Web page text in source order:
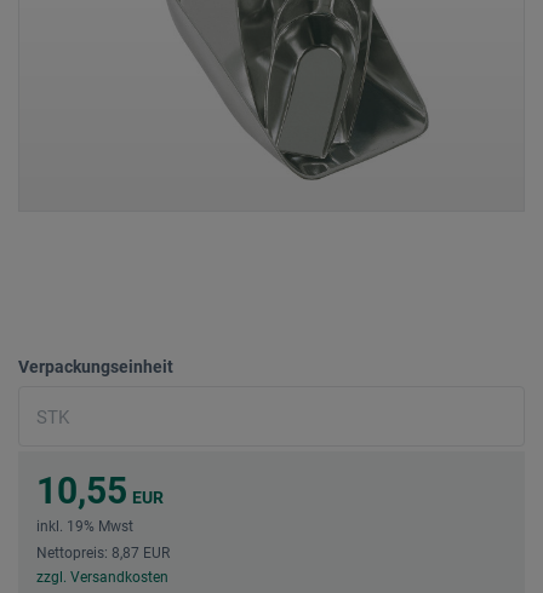
Verpackungseinheit
10,55 EUR
inkl. 19% Mwst
Nettopreis: 8,87 EUR
zzgl. Versandkosten